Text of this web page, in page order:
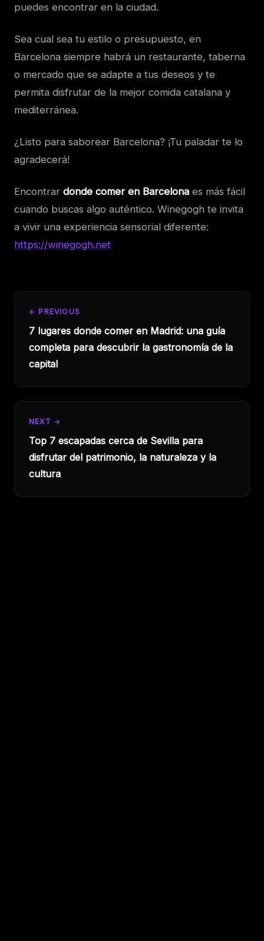
puedes encontrar en la ciudad.
Sea cual sea tu estilo o presupuesto, en
Barcelona siempre habrá un restaurante, taberna
o mercado que se adapte a tus deseos y te
permita disfrutar de la mejor comida catalana y
mediterránea.
¿Listo para saborear Barcelona? ¡Tu paladar te lo
agradecerá!
Encontrar donde comer en Barcelona es más fácil
cuando buscas algo auténtico. Winegogh te invita
a vivir una experiencia sensorial diferente:
https://winegogh.net
← PREVIOUS
7 lugares donde comer en Madrid: una guía
completa para descubrir la gastronomía de la
capital
NEXT →
Top 7 escapadas cerca de Sevilla para
disfrutar del patrimonio, la naturaleza y la
cultura